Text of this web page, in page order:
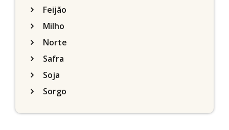
Feijão
Milho
Norte
Safra
Soja
Sorgo